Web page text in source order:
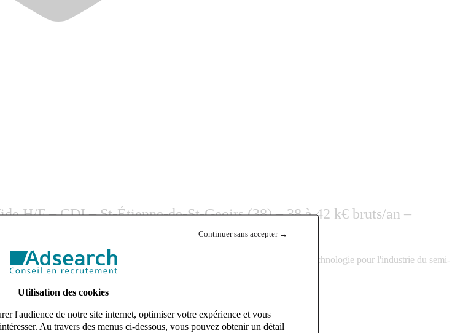
Continuer sans accepter →
Utilisation des cookies
l'audience de notre site internet, optimiser votre expérience et vous
Au travers des menus ci-dessous, vous pouvez obtenir un détail
H/F – CDI – St-Étienne-de-St-Geoirs (38) – 38 à 42 k€ bruts/an –
innovante et en pleine croissance spécialisée dans les équipements de haute technologie pour l'industrie du semi-
en CDI.
environnement de travail stimulant.